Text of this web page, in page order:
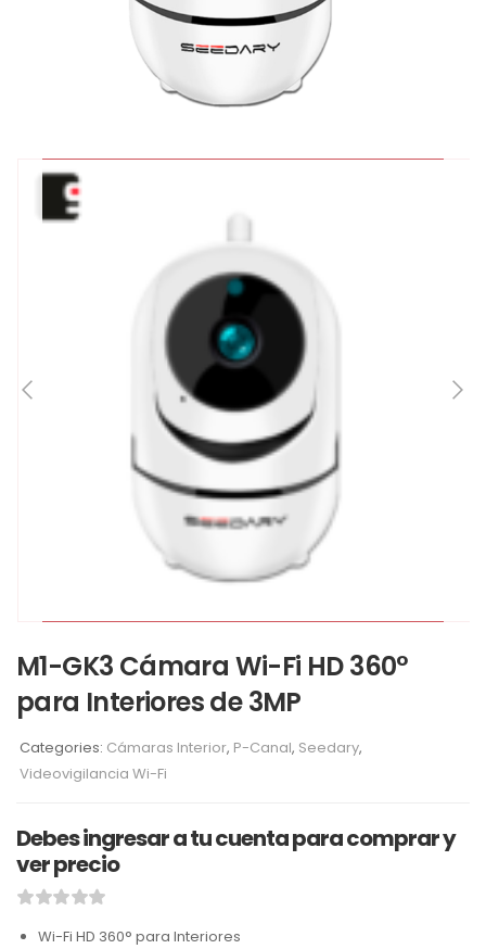
M1-GK3 Cámara Wi-Fi HD 360°
para Interiores de 3MP
Categories: Cámaras Interior, P-Canal, Seedary,
Videovigilancia Wi-Fi
Debes ingresar a tu cuenta para comprar y
ver precio
Wi-Fi HD 360° para Interiores